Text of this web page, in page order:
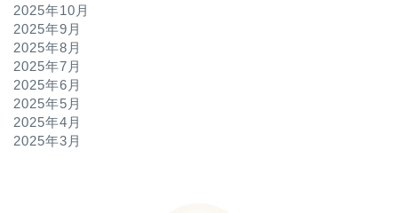
2025年10月
2025年9月
2025年8月
2025年7月
2025年6月
2025年5月
2025年4月
2025年3月